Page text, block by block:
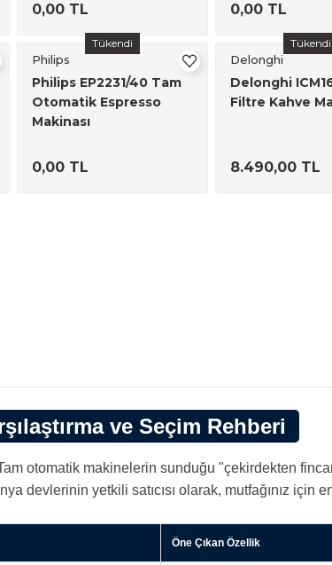
0,00 TL 0,00 TL
Tükendi
Philips
Philips EP2231/40 Tam
Otomatik Espresso
Makinası
0,00 TL
Tükendi
Delonghi
Delonghi
Filtre Kahve
8.490,00 TL
ve Seçim Rehberi
otomatik makinelerin sunduğu "çekirdekten
devlerinin yetkili satıcısı olarak, mutfağınız için
Öne Çıkan Özellik